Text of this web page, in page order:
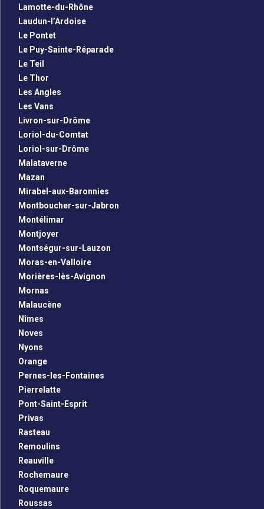
Lamotte-du-Rhône
Laudun-l’Ardoise
Le Pontet
Le Puy-Sainte-Réparade
Le Teil
Le Thor
Les Angles
Les Vans
Livron-sur-Drôme
Loriol-du-Comtat
Loriol-sur-Drôme
Malataverne
Mazan
Mirabel-aux-Baronnies
Montboucher-sur-Jabron
Montélimar
Montjoyer
Montségur-sur-Lauzon
Moras-en-Valloire
Morières-lès-Avignon
Mornas
Malaucène
Nîmes
Noves
Nyons
Orange
Pernes-les-Fontaines
Pierrelatte
Pont-Saint-Esprit
Privas
Rasteau
Remoulins
Reauville
Rochemaure
Roquemaure
Roussas